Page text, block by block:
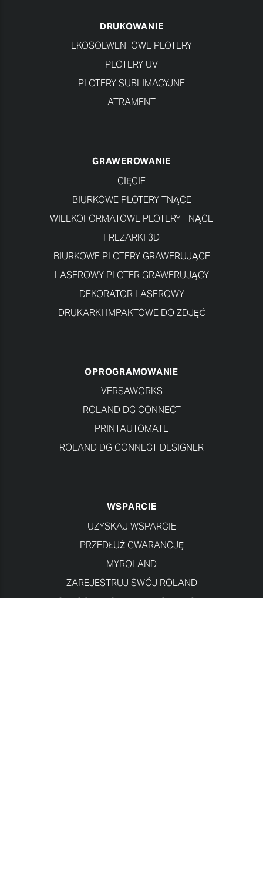
DRUKOWANIE
EKOSOLWENTOWE PLOTERY
PLOTERY UV
PLOTERY SUBLIMACYJNE
ATRAMENT
GRAWEROWANIE
CIĘCIE
BIURKOWE PLOTERY TNĄCE
WIELKOFORMATOWE PLOTERY TNĄCE
FREZARKI 3D
BIURKOWE PLOTERY GRAWERUJĄCE
LASEROWY PLOTER GRAWERUJĄCY
DEKORATOR LASEROWY
DRUKARKI IMPAKTOWE DO ZDJĘĆ
OPROGRAMOWANIE
VERSAWORKS
ROLAND DG CONNECT
PRINTAUTOMATE
ROLAND DG CONNECT DESIGNER
WSPARCIE
UZYSKAJ WSPARCIE
PRZEDŁUŻ GWARANCJĘ
MYROLAND
ZAREJESTRUJ SWÓJ ROLAND
OPROGRAMOWANIE I INSTRUKCJE